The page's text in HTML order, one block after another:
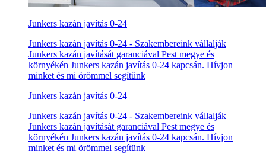
Junkers kazán javítás 0-24
Junkers kazán javítás 0-24 - Szakembereink vállalják
Junkers kazán javítását garanciával Pest megye és
környékén Junkers kazán javítás 0-24 kapcsán. Hívjon
minket és mi örömmel segítünk
Junkers kazán javítás 0-24
Junkers kazán javítás 0-24 - Szakembereink vállalják
Junkers kazán javítását garanciával Pest megye és
környékén Junkers kazán javítás 0-24 kapcsán. Hívjon
minket és mi örömmel segítünk